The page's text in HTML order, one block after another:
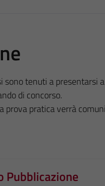
sono tenuti a
di concorso.
prova pratica verrà
Pubblicazione